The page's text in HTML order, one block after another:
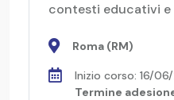
contesti educativi e
Roma (RM)
Inizio corso: 16/
Termine